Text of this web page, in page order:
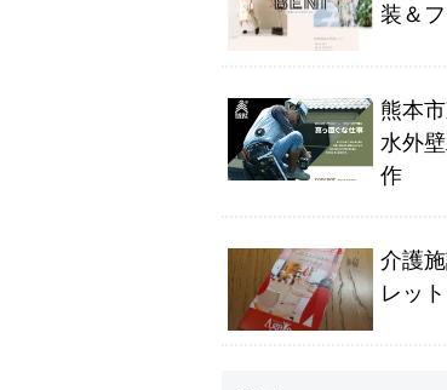
装＆
熊本
水外
作
介護
レット